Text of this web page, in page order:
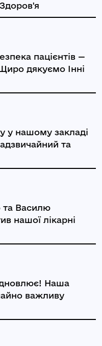
пацієнтів —
дякуємо Інні
у нашому закладі
та
та Василю
нашої лікарні
Наша
важливу